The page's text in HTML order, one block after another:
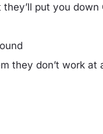
they’ll put you down
they don’t work at